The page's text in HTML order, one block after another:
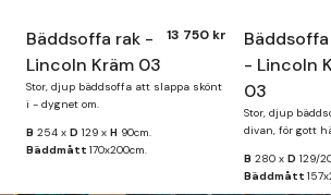
Bäddsoffa rak -
Lincoln Kräm 03
13 750 kr
Stor, djup bäddsoffa att slappa skönt
i - dygnet om.
B 254 x D 129 x H 90cm.
Bäddmått 170x200cm.
Finns i
- Lincoln
03
Stor, djup
divan, för gott
B 280 x D 129/
Bäddmått